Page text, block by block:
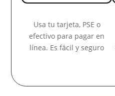
Usa tu tarjeta, PSE o
efectivo para pagar en
línea. Es fácil y seguro